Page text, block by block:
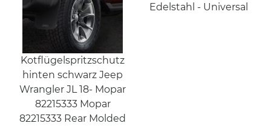
Kotflügelspritzschutz
hinten schwarz Jeep
Wrangler JL 18- Mopar
82215333 Mopar
82215333 Rear Molded
Edelstahl - Universal